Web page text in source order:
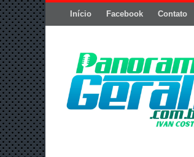
Início Facebook Contato